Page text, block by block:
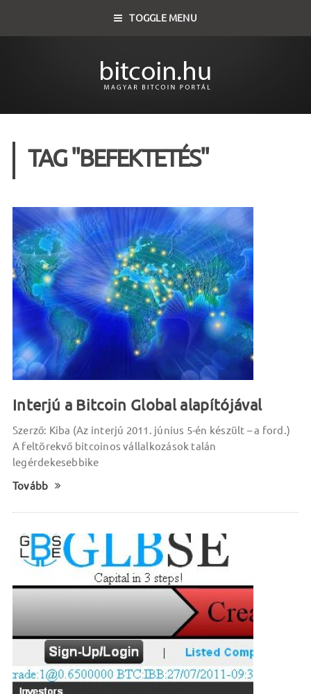
TOGGLE MENU
TAG "BEFEKTETÉS"
Interjú a Bitcoin Global alapítójával
Szerző: Kiba (Az interjú 2011. június 5-én készült – a ford.)
A feltörekvő bitcoinos vállalkozások talán
legérdekesebbike
Tovább